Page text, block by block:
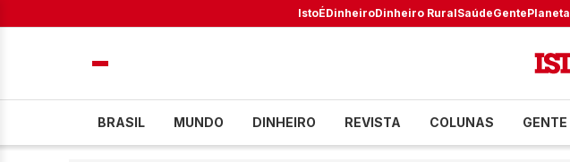
IstoÉDinheiroDinheiro RuralSaúdeGentePlaneta
BRASIL MUNDO DINHEIRO REVISTA COLUNAS GENTE